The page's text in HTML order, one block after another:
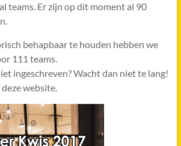
teams. Er zijn op dit moment al 90
behapbaar te houden hebben we
111 teams.
ingeschreven? Wacht dan niet te lang!
website.